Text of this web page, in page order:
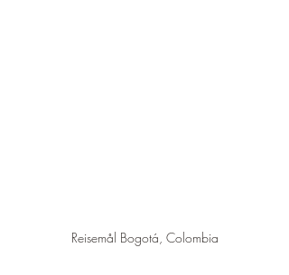
Reisemål Bogotá, Colombia